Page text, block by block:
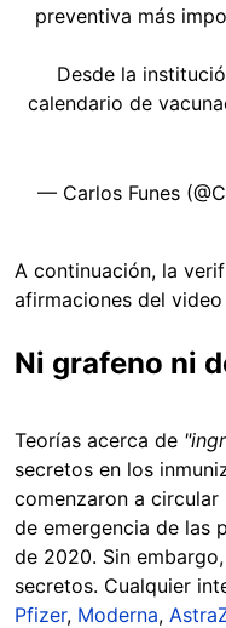
preventiva más
Desde la
calendario de
— Carlos Funes
A continuación, la
afirmaciones del video
Ni grafeno ni
Teorías acerca de
secretos en los
comenzaron a
de emergencia de las
de 2020. Sin
secretos. Cualquier
Pfizer, Moderna,